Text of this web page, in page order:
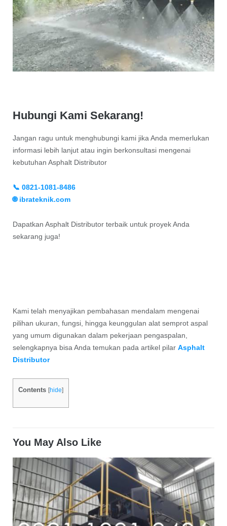
Hubungi Kami Sekarang!
Jangan ragu untuk menghubungi kami jika Anda memerlukan
informasi lebih lanjut atau ingin berkonsultasi mengenai
kebutuhan Asphalt Distributor
📞 0821-1081-8486
🌐 ibrateknik.com
Dapatkan Asphalt Distributor terbaik untuk proyek Anda
sekarang juga!
Kami telah menyajikan pembahasan mendalam mengenai
pilihan ukuran, fungsi, hingga keunggulan alat semprot aspal
yang umum digunakan dalam pekerjaan pengaspalan,
selengkapnya bisa Anda temukan pada artikel pilar Asphalt
Distributor
Contents [hide]
You May Also Like